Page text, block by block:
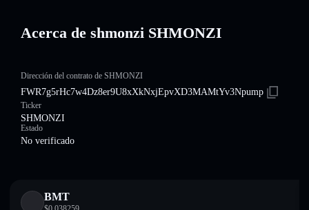
Acerca de shmonzi SHMONZI
Dirección del contrato de SHMONZI
FWR7g5rHc7w4Dz8er9U8xXkNxjEpvXD3MAMtYv3Npump
Ticker
SHMONZI
Estado
No verificado
BMT